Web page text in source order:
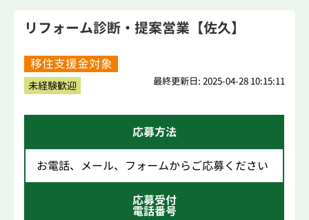
リフォーム診断・提案営業【佐久】
移住支援金対象
未経験歓迎 最終更新日: 2025-04-28 10:15:11
応募方法
お電話、メール、フォームからご応募ください
応募受付
電話番号